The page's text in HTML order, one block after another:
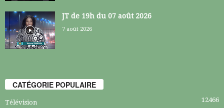
JT de 19h du 07 août 2026
7 août 2026
CATÉGORIE POPULAIRE
Télévision 12466